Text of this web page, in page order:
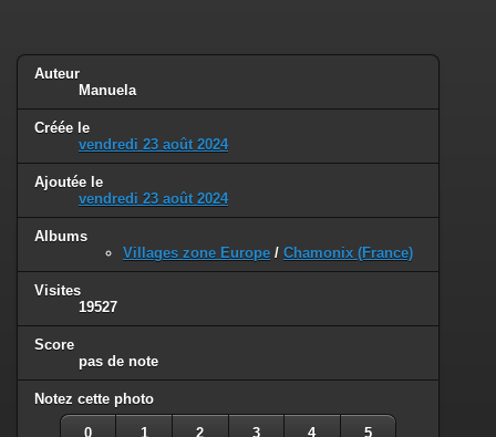
Auteur
Manuela
Créée le
vendredi 23 août 2024
Ajoutée le
vendredi 23 août 2024
Albums
Villages zone Europe / Chamonix (France)
Visites
19527
Score
pas de note
Notez cette photo
0 1 2 3 4 5